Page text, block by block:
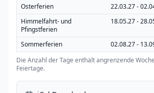
Osterferien
22.03.27 -
Himmelfahrt- und
Pfingstferien
18.05.27 -
Sommerferien 02.08.27 -
Die Anzahl der Tage enthält angrenzende
Feiertage.